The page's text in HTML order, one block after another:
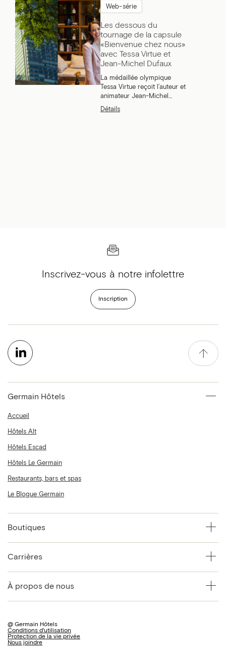
Web-série
Les dessous du
tournage de la capsule
«Bienvenue chez nous»
avec Tessa Virtue et
Jean-Michel Dufaux
La médaillée olympique
Tessa Virtue reçoit l’auteur et
animateur Jean-Michel
Dufaux.
Détails
Inscrivez-vous à notre infolettre
Inscription
Germain Hôtels
Accueil
Hôtels Alt
Hôtels Escad
Hôtels Le Germain
Restaurants, bars et spas
Le Blogue Germain
Boutiques
Carrières
À propos de nous
@ Germain Hôtels
Conditions d'utilisation
Protection de la vie privée
Nous joindre